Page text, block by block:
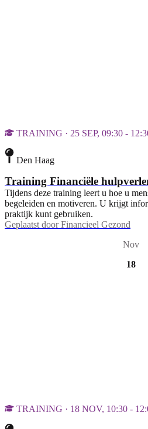
TRAINING · 25 SEP, 09:30 -
Den Haag
Training Financiële
Tijdens deze training leert u hoe u
begeleiden en motiveren. U krijgt
praktijk kunt gebruiken.
Geplaatst door Financieel Gezond
Nov
18
TRAINING · 18 NOV, 10:30 -